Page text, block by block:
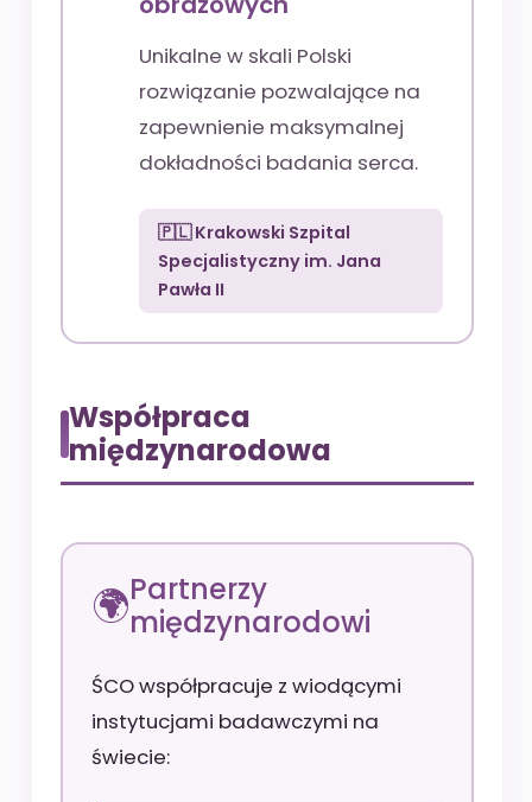
Unikalne w skali Polski
rozwiązanie pozwalające na
zapewnienie maksymalnej
dokładności badania serca.
🇵🇱 Krakowski Szpital
Specjalistyczny im. Jana
Pawła II
Współpraca
międzynarodowa
Partnerzy
międzynarodowi
ŚCO współpracuje z wiodącymi
instytucjami badawczymi na
świecie: